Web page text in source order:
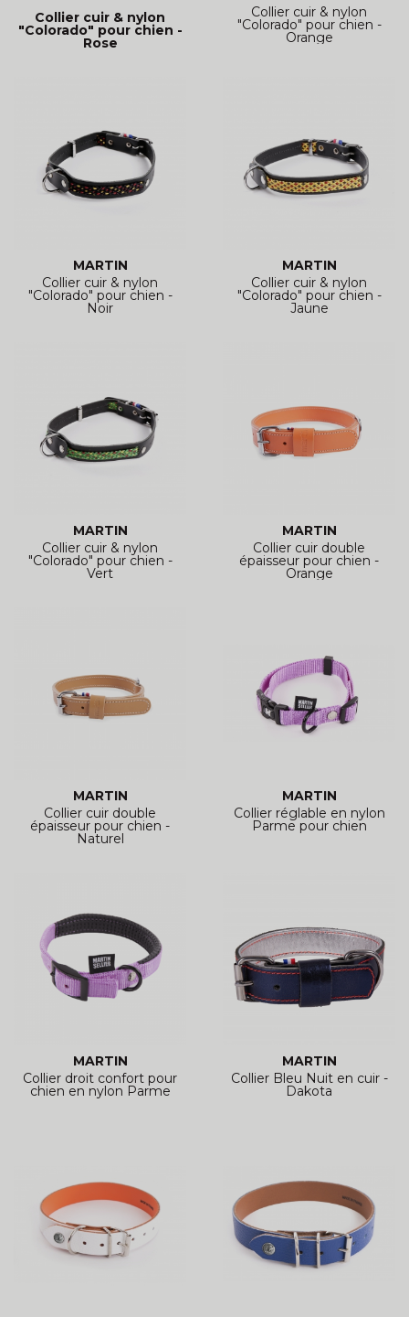
Collier cuir & nylon
"Colorado" pour chien -
Rose
Collier cuir & nylon
"Colorado" pour chien -
Orange
MARTIN
Collier cuir & nylon
"Colorado" pour chien -
Noir
MARTIN
Collier cuir & nylon
"Colorado" pour chien -
Jaune
MARTIN
Collier cuir & nylon
"Colorado" pour chien -
Vert
MARTIN
Collier cuir double
épaisseur pour chien -
Orange
MARTIN
Collier cuir double
épaisseur pour chien -
Naturel
MARTIN
Collier réglable en nylon
Parme pour chien
MARTIN
Collier droit confort pour
chien en nylon Parme
MARTIN
Collier Bleu Nuit en cuir -
Dakota